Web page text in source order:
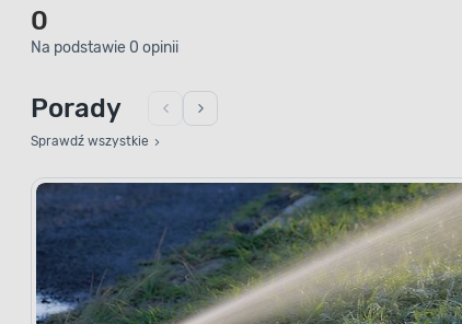
0
Na podstawie 0 opinii
Porady
Sprawdź wszystkie